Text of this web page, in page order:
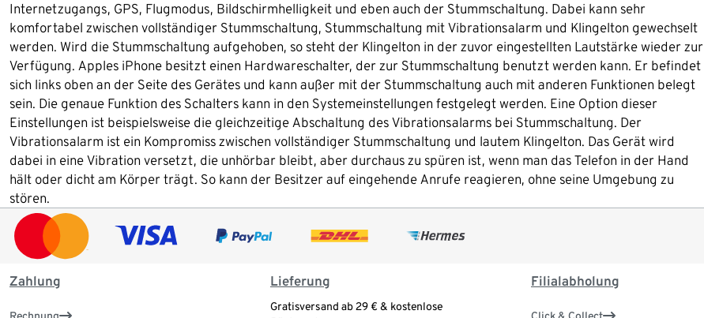
Internetzugangs, GPS, Flugmodus, Bildschirmhelligkeit und eben auch der Stummschaltung. Dabei kann sehr
komfortabel zwischen vollständiger Stummschaltung, Stummschaltung mit Vibrationsalarm und Klingelton gewechselt
werden. Wird die Stummschaltung aufgehoben, so steht der Klingelton in der zuvor eingestellten Lautstärke wieder zur
Verfügung. Apples iPhone besitzt einen Hardwareschalter, der zur Stummschaltung benutzt werden kann. Er befindet
sich links oben an der Seite des Gerätes und kann außer mit der Stummschaltung auch mit anderen Funktionen belegt
sein. Die genaue Funktion des Schalters kann in den Systemeinstellungen festgelegt werden. Eine Option dieser
Einstellungen ist beispielsweise die gleichzeitige Abschaltung des Vibrationsalarms bei Stummschaltung. Der
Vibrationsalarm ist ein Kompromiss zwischen vollständiger Stummschaltung und lautem Klingelton. Das Gerät wird
dabei in eine Vibration versetzt, die unhörbar bleibt, aber durchaus zu spüren ist, wenn man das Telefon in der Hand
hält oder dicht am Körper trägt. So kann der Besitzer auf eingehende Anrufe reagieren, ohne seine Umgebung zu
stören.
Zahlung Lieferung
Gratisversand ab 29 € & kostenlose
Filialabholung